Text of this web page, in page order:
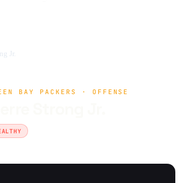
Jr.
BAY PACKERS · OFFENSE